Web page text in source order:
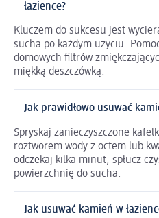
łazience?
Kluczem do sukcesu jest
sucha po każdym użyciu.
domowych filtrów
miękką deszczówką.
Jak prawidłowo usuwać
Spryskaj zanieczyszczone
roztworem wody z octem lub
odczekaj kilka minut, spłucz
powierzchnię do sucha.
Jak usuwać kamień w